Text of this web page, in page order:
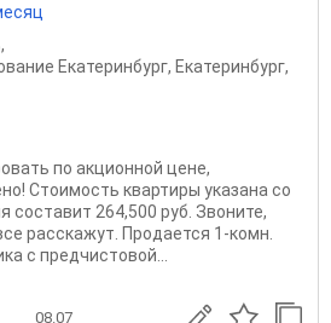
,
Екатеринбург, Екатеринбург,
по акционной цене,
Стоимость квартиры указана со
составит 264,500 руб. Звоните,
расскажут. Продается 1-комн.
с предчистовой...
08.07